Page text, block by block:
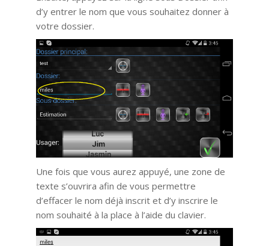
d’y entrer le nom que vous souhaitez donner à
votre dossier.
Une fois que vous aurez appuyé, une zone de
texte s’ouvrira afin de vous permettre
d’effacer le nom déjà inscrit et d’y inscrire le
nom souhaité à la place à l’aide du clavier.